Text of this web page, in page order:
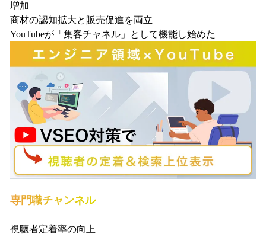
増加
商材の認知拡大と販売促進を両立
YouTubeが「集客チャネル」として機能し始めた
専門職チャンネル
視聴者定着率の向上